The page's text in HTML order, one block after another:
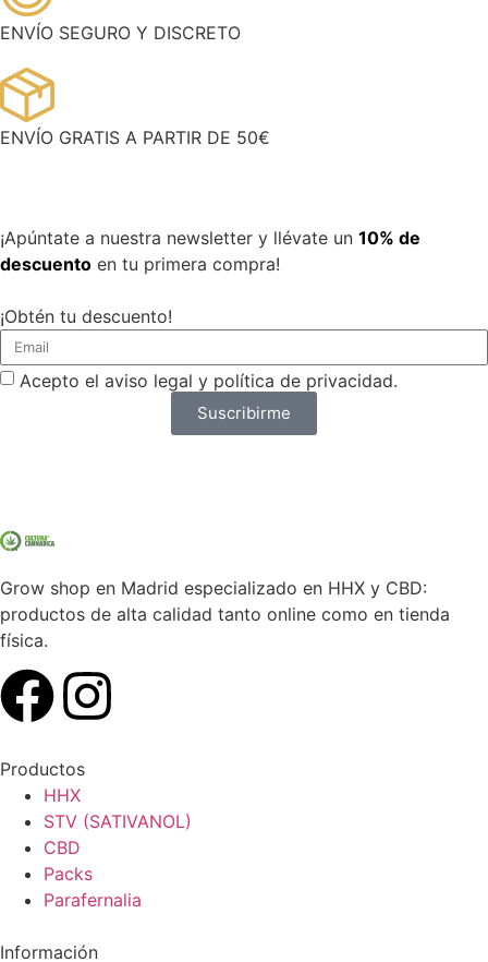
ENVÍO SEGURO Y DISCRETO
ENVÍO GRATIS A PARTIR DE 50€
¡Apúntate a nuestra newsletter y llévate un 10% de
descuento en tu primera compra!
¡Obtén tu descuento!
Acepto el aviso legal y política de privacidad.
Suscribirme
Grow shop en Madrid especializado en HHX y CBD:
productos de alta calidad tanto online como en tienda
física.
Productos
HHX
STV (SATIVANOL)
CBD
Packs
Parafernalia
Información